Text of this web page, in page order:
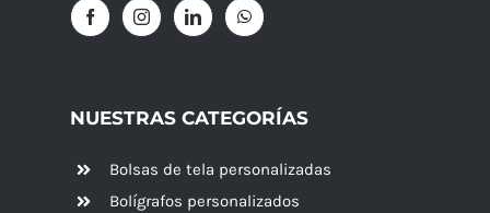
NUESTRAS CATEGORÍAS
Bolsas de tela personalizadas
Bolígrafos personalizados